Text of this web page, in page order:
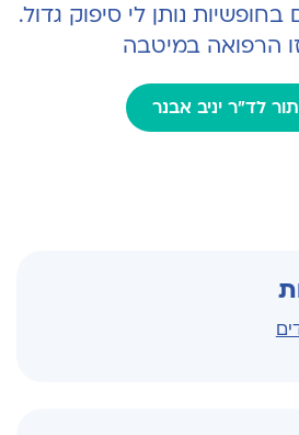
נותן לי סיפוק גדול.
הרפואה במיטבה
תור לד"ר יניב אבנר